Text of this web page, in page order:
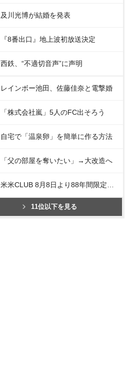
及川光博が結婚を発表
『8番出口』地上波初放送決定
西鉄、“不適切音声”に声明
レインボー池田、佐藤佳奈と電撃婚
「株式会社嵐」5人のFC出そろう
自宅で「温泉卵」を簡単に作る方法
「父の部屋を奪いたい」→大改造へ
11位以下を見る